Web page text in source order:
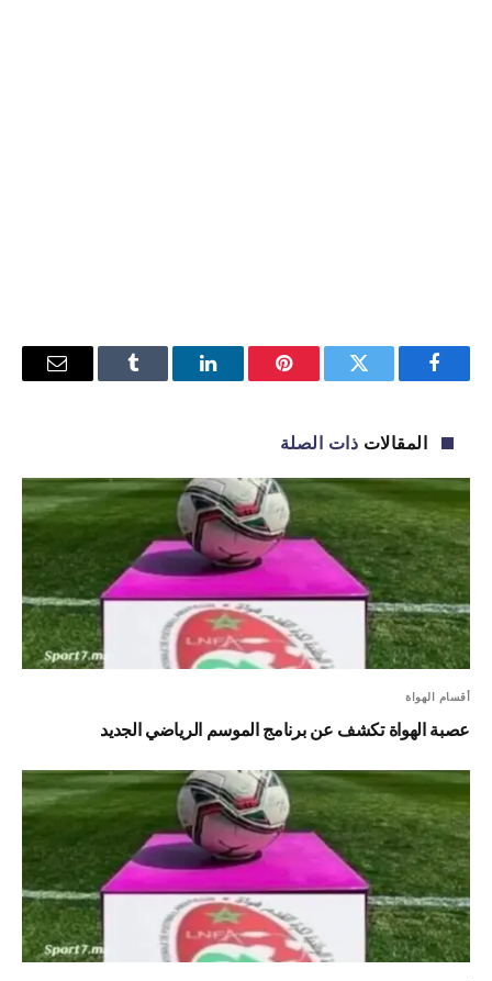
فيسبوك تويتر بينتيريستلينكدإن Tumblr
البريد
المقالات ذات الصلة
أقسام الهواة
عصبة الهواة تكشف عن برنامج الموسم الرياضي الجديد